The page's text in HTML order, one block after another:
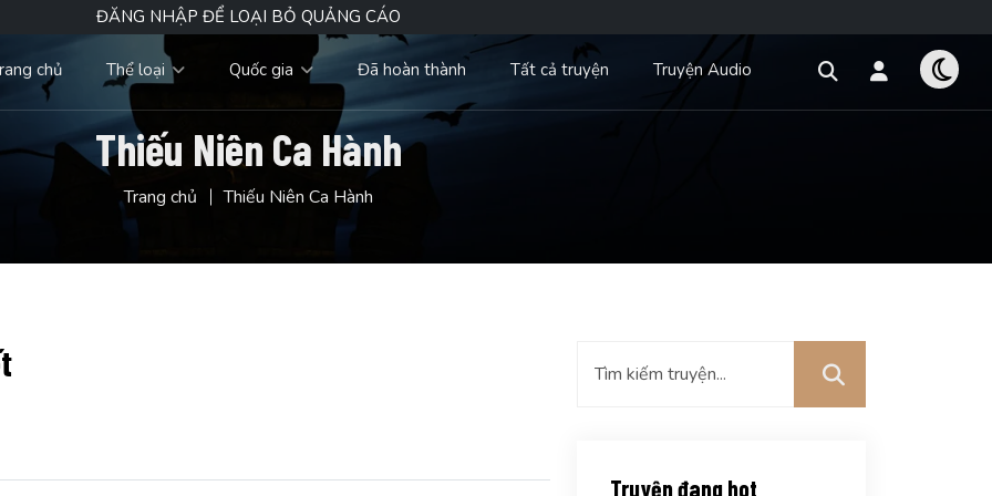
ĐĂNG NHẬP ĐỂ LOẠI BỎ QUẢNG CÁO
chủ Thể loại Quốc gia Đã hoàn thành Tất cả truyện Truyện Audio
Thiếu Niên Ca Hành
Trang chủ Thiếu Niên Ca Hành
Truyện đang hot